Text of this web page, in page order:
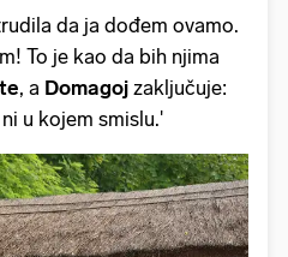
da ja dođem ovamo.
To je kao da bih njima
, a Domagoj zaključuje:
u kojem smislu.'